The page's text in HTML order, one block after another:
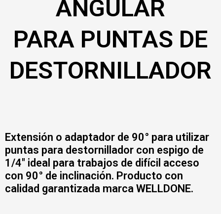
ANGULAR
PARA PUNTAS DE
DESTORNILLADOR
Extensión o adaptador de 90° para utilizar
puntas para destornillador con espigo de
1/4″ ideal para trabajos de difícil acceso
con 90° de inclinación. Producto con
calidad garantizada marca WELLDONE.